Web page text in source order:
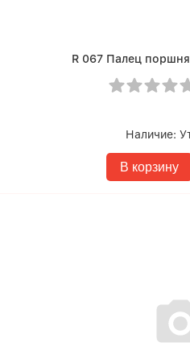
R 067 Палец
Наличие:
В корзину